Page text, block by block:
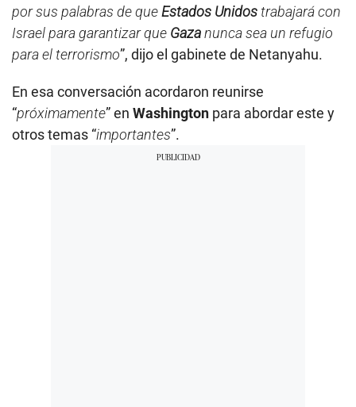
por sus palabras de queEstados Unidostrabajará con
Israel para garantizar que Gazanunca sea un refugio
para el terrorismo”, dijo el gabinete de Netanyahu.
En esa conversación acordaron reunirse
“próximamente” en Washington para abordar este y
otros temas “importantes”.